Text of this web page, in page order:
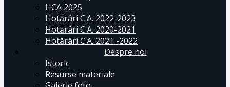
HCA 2025
Hotărâri C.A. 2022-2023
Hotărâri C.A. 2020-2021
Hotărâri C.A. 2021 -2022
Despre noi
Istoric
Resurse materiale